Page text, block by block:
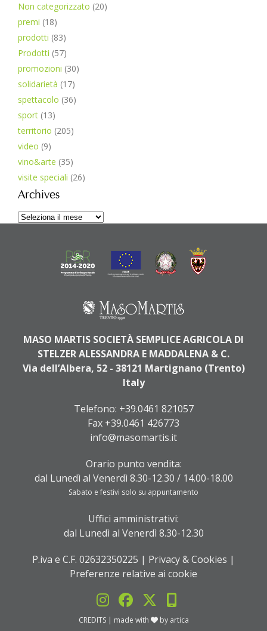
Non categorizzato (20)
premi (18)
prodotti (83)
Prodotti (57)
promozioni (30)
solidarietà (17)
spettacolo (36)
sport (13)
territorio (205)
video (9)
vino&arte (35)
visite speciali (26)
Archives
Archives
MASO MARTIS SOCIETÀ SEMPLICE AGRICOLA DI
STELZER ALESSANDRA E MADDALENA & C.
Via dell’Albera, 52 - 38121 Martignano (Trento)
Italy
Telefono: +39.0461 821057
Fax +39.0461 426773
info@masomartis.it
Orario punto vendita:
dal Lunedì al Venerdì 8.30-12.30 / 14.00-18.00
Sabato e festivi solo su appuntamento
Uffici amministrativi:
dal Lunedì al Venerdì 8.30-12.30
P.iva e C.F. 02632350225 | Privacy & Cookies |
Preferenze relative ai cookie
CREDITS | made with by artica